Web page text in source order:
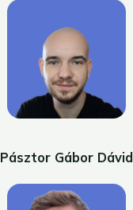
Pásztor Gábor Dávid